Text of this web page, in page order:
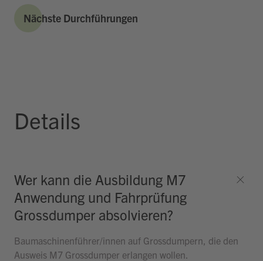
Nächste Durchführungen
Details
Wer kann die Ausbildung M7
Anwendung und Fahrprüfung
Grossdumper absolvieren?
Baumaschinenführer/innen auf Grossdumpern, die den
Ausweis M7 Grossdumper erlangen wollen.